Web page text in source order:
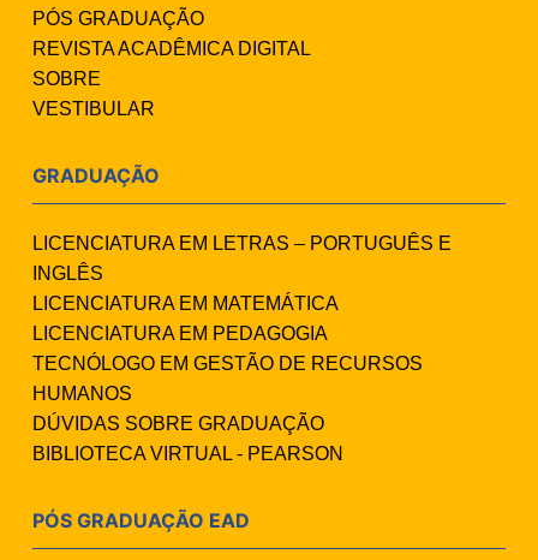
PÓS GRADUAÇÃO
REVISTA ACADÊMICA DIGITAL
SOBRE
VESTIBULAR
GRADUAÇÃO
LICENCIATURA EM LETRAS – PORTUGUÊS E
INGLÊS
LICENCIATURA EM MATEMÁTICA
LICENCIATURA EM PEDAGOGIA
TECNÓLOGO EM GESTÃO DE RECURSOS
HUMANOS
DÚVIDAS SOBRE GRADUAÇÃO
BIBLIOTECA VIRTUAL - PEARSON
PÓS GRADUAÇÃO EAD